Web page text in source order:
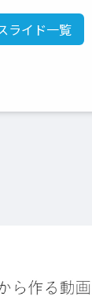
ライド一覧